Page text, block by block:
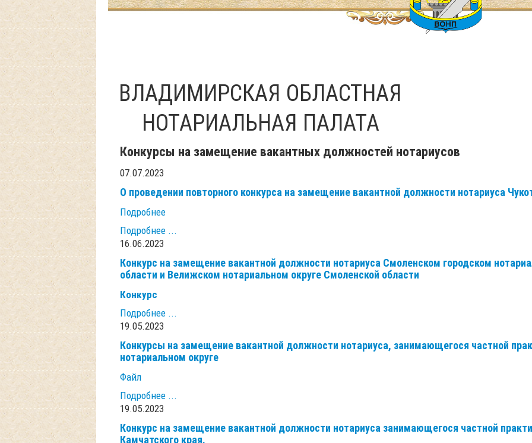
ВЛАДИМИРСКАЯ ОБЛАСТНАЯ
НОТАРИАЛЬНАЯ ПАЛАТА
Конкурсы на замещение вакантных должностей нотариусов
07.07.2023
О проведении повторного конкурса на замещение вакантной должности нотариуса
Подробнее
Подробнее ...
16.06.2023
Конкурс на замещение вакантной должности нотариуса Смоленском городском
области и Велижском нотариальном округе Смоленской области
Конкурс
Подробнее ...
19.05.2023
Конкурсы на замещение вакантной должности нотариуса, занимающегося частной
нотариальном округе
Файл
Подробнее ...
19.05.2023
Конкурс на замещение вакантной должности нотариуса занимающегося частной
Камчатского края.